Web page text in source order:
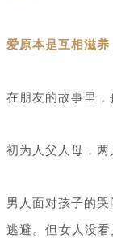
爱原本是互相滋养
在朋友的故事里，
初为人父人母，两
男人面对孩子的
逃避。但女人没